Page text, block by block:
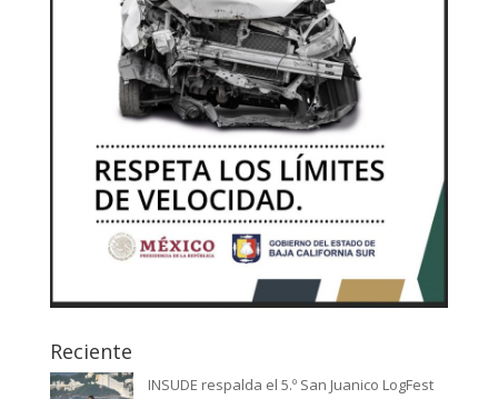
Reciente
INSUDE respalda el 5.º San Juanico LogFest